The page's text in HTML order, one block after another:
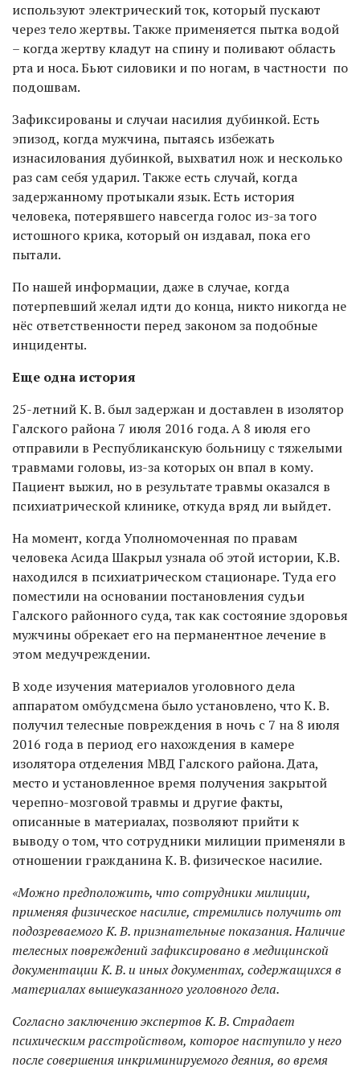
используют электрический ток, который пускают
через тело жертвы. Также применяется пытка водой
– когда жертву кладут на спину и поливают область
рта и носа. Бьют силовики и по ногам, в частности по
подошвам.
Зафиксированы и случаи насилия дубинкой. Есть
эпизод, когда мужчина, пытаясь избежать
изнасилования дубинкой, выхватил нож и несколько
раз сам себя ударил. Также есть случай, когда
задержанному протыкали язык. Есть история
человека, потерявшего навсегда голос из-за того
истошного крика, который он издавал, пока его
пытали.
По нашей информации, даже в случае, когда
потерпевший желал идти до конца, никто никогда не
нёс ответственности перед законом за подобные
инциденты.
Еще одна история
25-летний К. В. был задержан и доставлен в изолятор
Галского района 7 июля 2016 года. А 8 июля его
отправили в Республиканскую больницу с тяжелыми
травмами головы, из-за которых он впал в кому.
Пациент выжил, но в результате травмы оказался в
психиатрической клинике, откуда вряд ли выйдет.
На момент, когда Уполномоченная по правам
человека Асида Шакрыл узнала об этой истории, К.В.
находился в психиатрическом стационаре. Туда его
поместили на основании постановления судьи
Галского районного суда, так как состояние здоровья
мужчины обрекает его на перманентное лечение в
этом медучреждении.
В ходе изучения материалов уголовного дела
аппаратом омбудсмена было установлено, что К. В.
получил телесные повреждения в ночь с 7 на 8 июля
2016 года в период его нахождения в камере
изолятора отделения МВД Галского района. Дата,
место и установленное время получения закрытой
черепно-мозговой травмы и другие факты,
описанные в материалах, позволяют прийти к
выводу о том, что сотрудники милиции применяли в
отношении гражданина К. В. физическое насилие.
«Можно предположить, что сотрудники милиции,
применяя физическое насилие, стремились получить от
подозреваемого К. В. признательные показания. Наличие
телесных повреждений зафиксировано в медицинской
документации К. В. и иных документах, содержащихся в
материалах вышеуказанного уголовного дела.
Согласно заключению экспертов К. В. Страдает
психическим расстройством, которое наступило у него
после совершения инкриминируемого деяния, во время